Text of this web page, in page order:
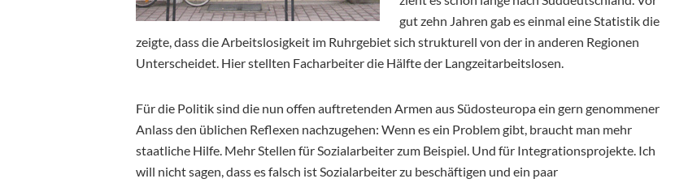
gut zehn Jahren gab es einmal eine Statistik die
zeigte, dass die Arbeitslosigkeit im Ruhrgebiet sich strukturell von der in anderen Regionen
Unterscheidet. Hier stellten Facharbeiter die Hälfte der Langzeitarbeitslosen.
Für die Politik sind die nun offen auftretenden Armen aus Südosteuropa ein gern genommener
Anlass den üblichen Reflexen nachzugehen: Wenn es ein Problem gibt, braucht man mehr
staatliche Hilfe. Mehr Stellen für Sozialarbeiter zum Beispiel. Und für Integrationsprojekte. Ich
will nicht sagen, dass es falsch ist Sozialarbeiter zu beschäftigen und ein paar